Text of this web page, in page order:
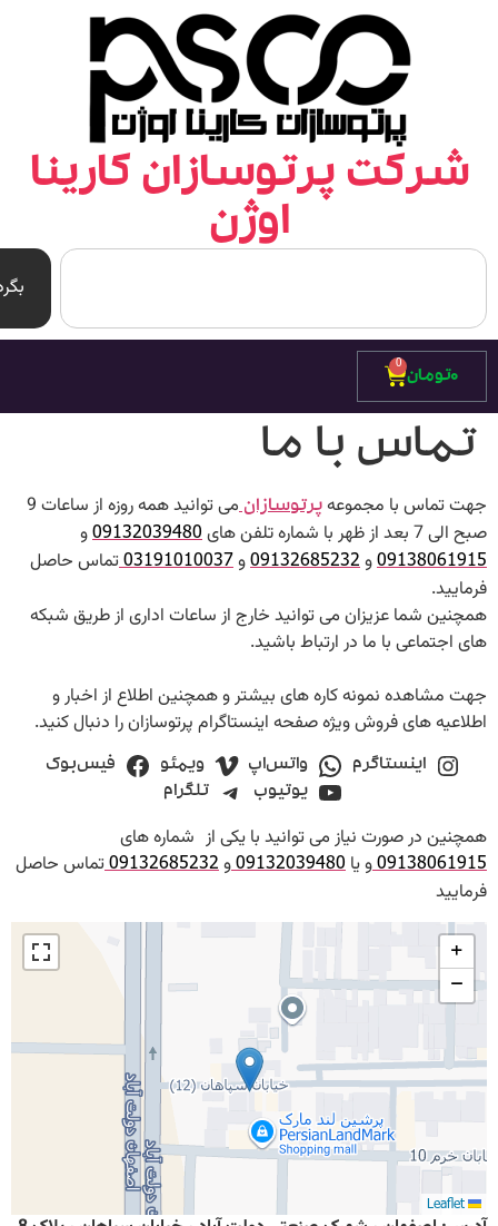
پرتوسازان کارینا
اوژن
تومان
با ما
تماس با مجموعهپرتوسازان
می توانید همه روزه از ساعات 9
ظهر با شماره تلفن های
09132039480و
و09132685232و03191010037 تماس حاصل
شما عزیزان می توانید خارج از ساعات اداری از طریق شبکه
اجتماعی با ما در ارتباط باشید.
مشاهده نمونه کاره های بیشتر و همچنین اطلاع از اخبار و
های فروش ویژه صفحه اینستاگرام پرتوسازان را دنبال کنید.
اینستاگرم واتس‌اپ ویمئو
فیس‌بوک
یوتیوب
تلگرام
در صورت نیاز می توانید با یکی از شماره های
و یا09132039480 و09132685232 تماس حاصل
−